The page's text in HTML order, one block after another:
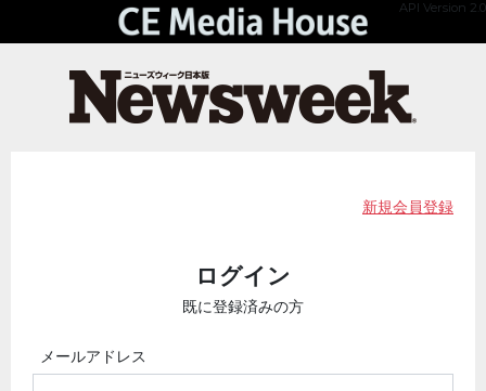
API Version 2.0
新規会員登録
ログイン
既に登録済みの方
メールアドレス